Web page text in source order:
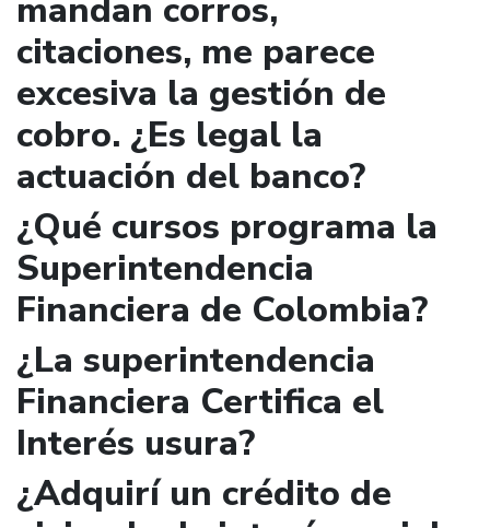
mandan corros,
citaciones, me parece
excesiva la gestión de
cobro. ¿Es legal la
actuación del banco?
¿Qué cursos programa la
Superintendencia
Financiera de Colombia?
¿La superintendencia
Financiera Certifica el
Interés usura?
¿Adquirí un crédito de